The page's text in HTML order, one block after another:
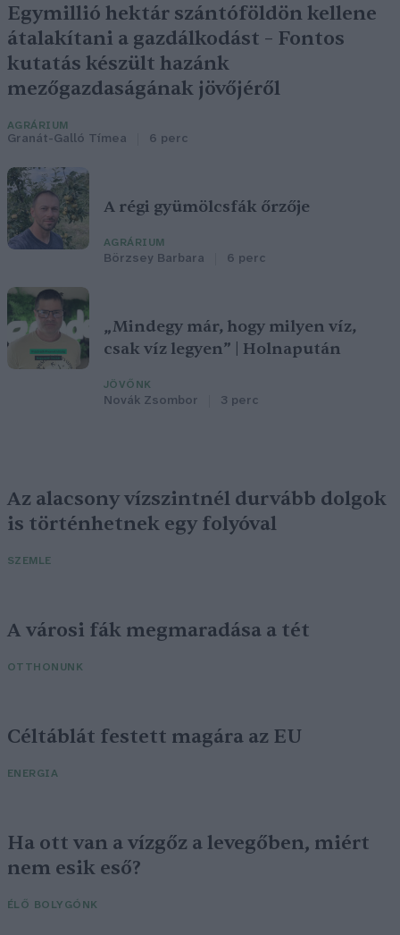
Egymillió hektár szántóföldön kellene
átalakítani a gazdálkodást – Fontos
kutatás készült hazánk
mezőgazdaságának jövőjéről
AGRÁRIUM
Granát-Galló Tímea 6 perc
A régi gyümölcsfák őrzője
AGRÁRIUM
Börzsey Barbara 6 perc
„Mindegy már, hogy milyen víz,
csak víz legyen” | Holnapután
JÖVŐNK
Novák Zsombor 3 perc
Az alacsony vízszintnél durvább dolgok
is történhetnek egy folyóval
SZEMLE
A városi fák megmaradása a tét
OTTHONUNK
Céltáblát festett magára az EU
ENERGIA
Ha ott van a vízgőz a levegőben, miért
nem esik eső?
ÉLŐ BOLYGÓNK